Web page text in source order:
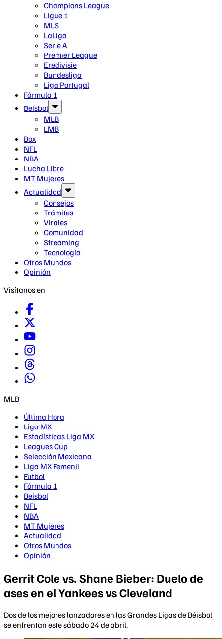
Champions League
Ligue 1
MLS
LaLiga
Serie A
Premier League
Eredivisie
Bundesliga
Liga Portugal
Fórmula 1
Beisbol
MLB
LMB
Box
NFL
NBA
Lucha Libre
MT Mujeres
Actualidad
Consejos
Trámites
Virales
Comunidad
Streaming
Tecnología
Otros Mundos
Opinión
Visítanos en
MLB
Última Hora
Liga MX
Estadísticas Liga MX
Leagues Cup
Selección Mexicana
Liga MX Femenil
Futbol
Fórmula 1
Beisbol
NFL
NBA
MT Mujeres
Actualidad
Otros Mundos
Opinión
Gerrit Cole vs. Shane Bieber: Duelo de
ases en el Yankees vs Cleveland
Dos de los mejores lanzadores en las Grandes Ligas de Béisbol
se enfrentan este sábado 24 de abril.